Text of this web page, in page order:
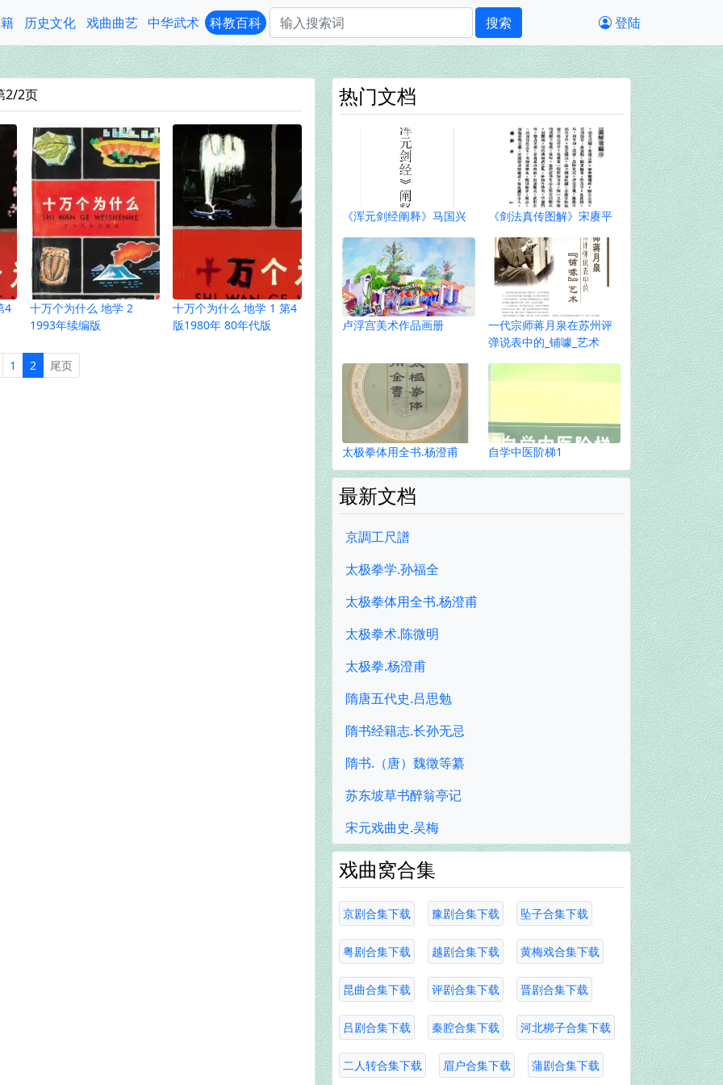
历史文化 戏曲曲艺 中华武术 科教百科 搜索 登陆
2/2页
4
十万个为什么 地学 2
1993年续编版
十万个为什么 地学 1 第4
版1980年 80年代版
1 2 尾页
热门文档
《浑元剑经阐释》马国兴 《剑法真传图解》宋赓平
卢浮宫美术作品画册
一代宗师蒋月泉在苏州评
弹说表中的_铺噱_艺术
太极拳体用全书.杨澄甫 自学中医阶梯1
最新文档
京調工尺譜
太极拳学.孙福全
太极拳体用全书.杨澄甫
太极拳术.陈微明
太极拳.杨澄甫
隋唐五代史.吕思勉
隋书经籍志.长孙无忌
隋书.（唐）魏徵等纂
苏东坡草书醉翁亭记
宋元戏曲史.吴梅
戏曲窝合集
京剧合集下载 豫剧合集下载 坠子合集下载
粤剧合集下载 越剧合集下载 黄梅戏合集下载
昆曲合集下载 评剧合集下载 晋剧合集下载
吕剧合集下载 秦腔合集下载 河北梆子合集下载
二人转合集下载 眉户合集下载 蒲剧合集下载